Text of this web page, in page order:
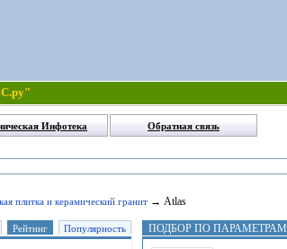
Инфотека Обратная связь
плитка и керамический гранит → Atlas
Рейтинг Популярность ПОДБОР ПО ПАРАМЕТРАМ